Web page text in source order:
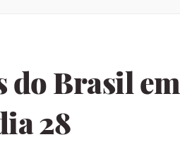
do Brasil em
28